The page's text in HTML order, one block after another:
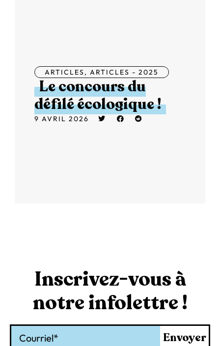
ARTICLES, ARTICLES - 2025
Le concours du
défilé écologique !
9 AVRIL 2026
Inscrivez-vous à
notre infolettre !
Envoyer